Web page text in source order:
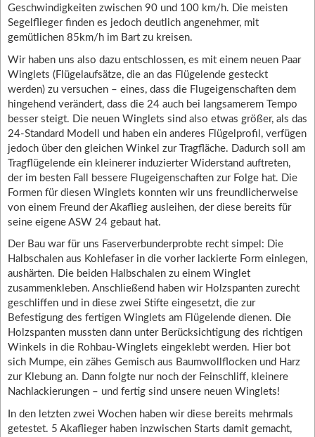
Geschwindigkeiten zwischen 90 und 100 km/h. Die meisten
Segelflieger finden es jedoch deutlich angenehmer, mit
gemütlichen 85km/h im Bart zu kreisen.
Wir haben uns also dazu entschlossen, es mit einem neuen Paar
Winglets (Flügelaufsätze, die an das Flügelende gesteckt
werden) zu versuchen – eines, dass die Flugeigenschaften dem
hingehend verändert, dass die 24 auch bei langsamerem Tempo
besser steigt. Die neuen Winglets sind also etwas größer, als das
24-Standard Modell und haben ein anderes Flügelprofil, verfügen
jedoch über den gleichen Winkel zur Tragfläche. Dadurch soll am
Tragflügelende ein kleinerer induzierter Widerstand auftreten,
der im besten Fall bessere Flugeigenschaften zur Folge hat. Die
Formen für diesen Winglets konnten wir uns freundlicherweise
von einem Freund der Akaflieg ausleihen, der diese bereits für
seine eigene ASW 24 gebaut hat.
Der Bau war für uns Faserverbunderprobte recht simpel: Die
Halbschalen aus Kohlefaser in die vorher lackierte Form einlegen,
aushärten. Die beiden Halbschalen zu einem Winglet
zusammenkleben. Anschließend haben wir Holzspanten zurecht
geschliffen und in diese zwei Stifte eingesetzt, die zur
Befestigung des fertigen Winglets am Flügelende dienen. Die
Holzspanten mussten dann unter Berücksichtigung des richtigen
Winkels in die Rohbau-Winglets eingeklebt werden. Hier bot
sich Mumpe, ein zähes Gemisch aus Baumwollflocken und Harz
zur Klebung an. Dann folgte nur noch der Feinschliff, kleinere
Nachlackierungen – und fertig sind unsere neuen Winglets!
In den letzten zwei Wochen haben wir diese bereits mehrmals
getestet. 5 Akaflieger haben inzwischen Starts damit gemacht,